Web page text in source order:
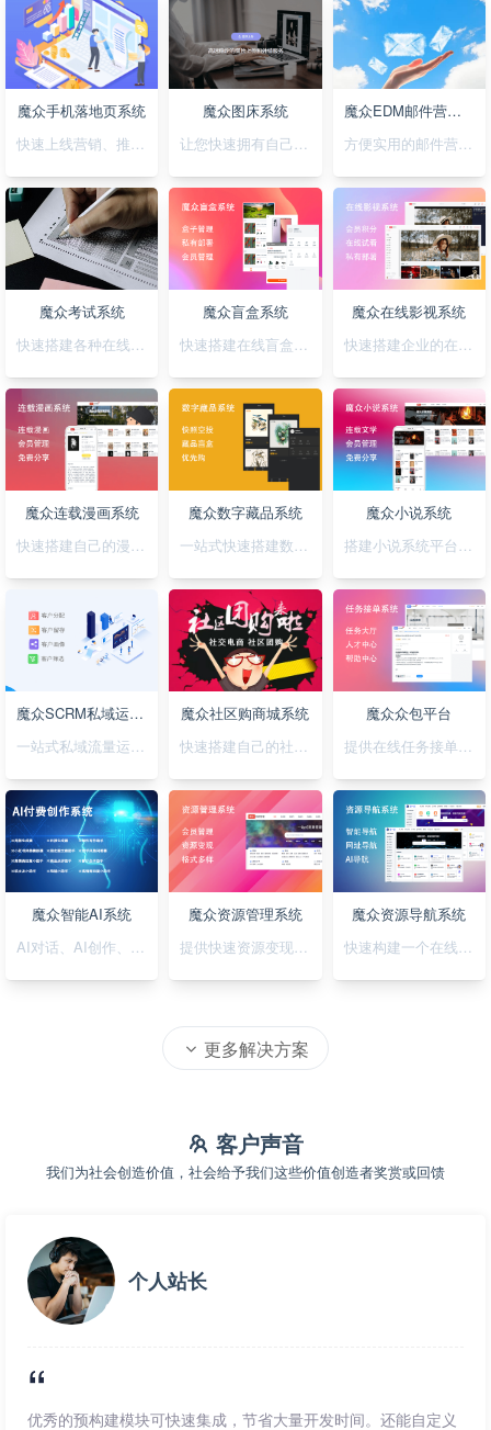
魔众手机落地页系统
快速上线营销、推广落地页，可视化拖拽创，支持手机H5/微信小程序/抖音小程序
魔众图床系统
让您快速拥有自己私有化的图床系统
魔众EDM邮件营销系统
方便实用的邮件营销系统
魔众考试系统
快速搭建各种在线考试系统
魔众盲盒系统
快速搭建在线盲盒系统
魔众在线影视系统
快速搭建企业的在线影视系统
魔众连载漫画系统
快速搭建自己的漫画连载系统
魔众数字藏品系统
一站式快速搭建数字藏品平台
魔众小说系统
搭建小说系统平台，正版小说渠道合作
魔众SCRM私域运营系统
一站式私域流量运营平台
魔众社区购商城系统
快速搭建自己的社区购物网站
魔众众包平台
提供在线任务接单平台系统
魔众智能AI系统
AI对话、AI创作、AI绘画
魔众资源管理系统
提供快速资源变现的在线系统
魔众资源导航系统
快速构建一个在线资源导航系统
更多解决方案
客户声音
我们为社会创造价值，社会给予我们这些价值创造者奖赏或回馈
个人站长
优秀的预构建模块可快速集成，节省大量开发时间。还能自定义